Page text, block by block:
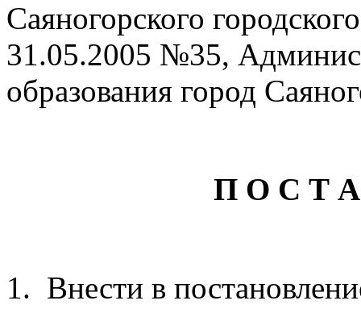
Саяногорского
31.05.2005 №35,
образования город
П О С Т
Внести в